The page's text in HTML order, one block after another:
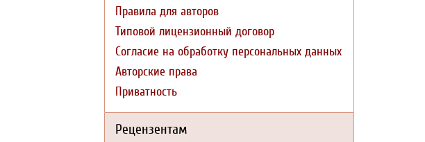
Правила для авторов
Типовой лицензионный договор
Согласие на обработку персональных данных
Авторские права
Приватность
Рецензентам